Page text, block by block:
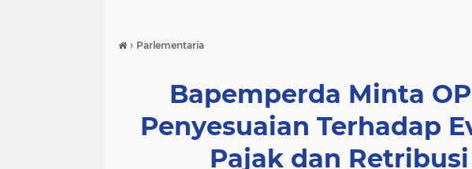
› Parlementaria
Bapemperda Minta
Penyesuaian Terhadap
Pajak dan